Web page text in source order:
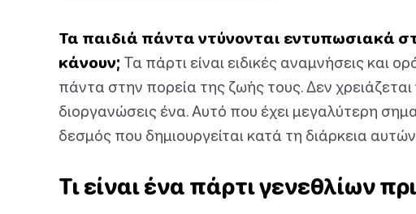
Τα παιδιά πάντα ντύνονται εντυπωσιακά
κάνουν; Τα πάρτι είναι ειδικές αναμνήσεις και
πάντα στην πορεία της ζωής τους. Δεν χρειάζεται
διοργανώσεις ένα. Αυτό που έχει μεγαλύτερη
δεσμός που δημιουργείται κατά τη διάρκεια
Τι είναι ένα πάρτι γενεθλίων